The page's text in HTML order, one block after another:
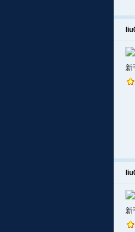
新
新